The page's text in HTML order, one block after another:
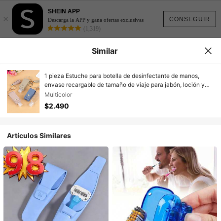
CONSEGUIR
×
SHEIN APP
Descarga la APP y gana ofertas exclusivas
(1,319)
Similar
1 pieza Estuche para botella de desinfectante de manos,
envase recargable de tamaño de viaje para jabón, loción y
líquidos, botellas reutilizables de 30 ML con tapa abatible,
portabotellas de desinfectante de manos para mochila de
viaje al aire libre, regalo de Navidad
Multicolor
$2.490
Artículos Similares